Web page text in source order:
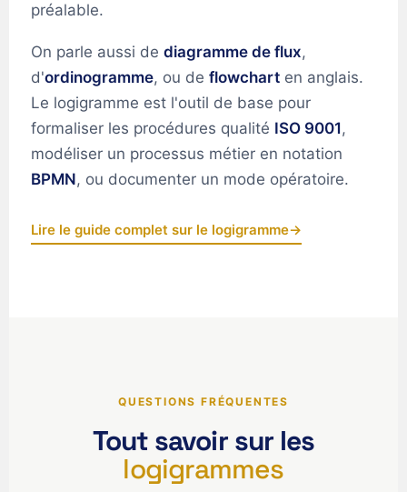
préalable.
On parle aussi de diagramme de flux,
d'ordinogramme, ou de flowchart en anglais.
Le logigramme est l'outil de base pour
formaliser les procédures qualité ISO 9001,
modéliser un processus métier en notation
BPMN, ou documenter un mode opératoire.
Lire le guide complet sur le logigramme→
QUESTIONS FRÉQUENTES
Tout savoir sur les
logigrammes
Reo Tahiti
ʻŌlelo Hawaiʻi